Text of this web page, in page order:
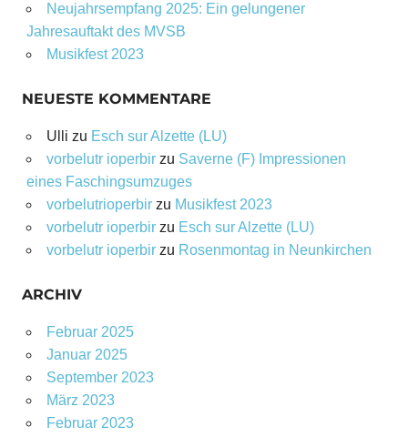
Neujahrsempfang 2025: Ein gelungener
Jahresauftakt des MVSB
Musikfest 2023
NEUESTE KOMMENTARE
Ulli zu Esch sur Alzette (LU)
vorbelutr ioperbirzu Saverne (F) Impressionen
eines Faschingsumzuges
vorbelutrioperbirzu Musikfest 2023
vorbelutr ioperbirzu Esch sur Alzette (LU)
vorbelutr ioperbirzu Rosenmontag in Neunkirchen
ARCHIV
Februar 2025
Januar 2025
September 2023
März 2023
Februar 2023